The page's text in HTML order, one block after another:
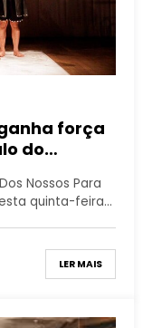
força
do
Nossos Para
quinta-feira…
LER MAIS